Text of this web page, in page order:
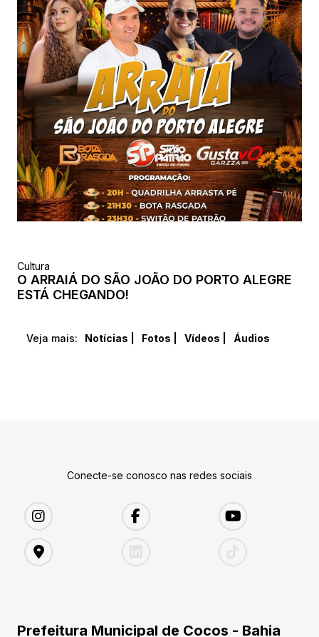
Cultura
O ARRAIÁ DO SÃO JOÃO DO PORTO ALEGRE
ESTÁ CHEGANDO!
Veja mais: Notícias | Fotos | Vídeos | Áudios
Conecte-se conosco nas redes sociais
Prefeitura Municipal de Cocos - Bahia